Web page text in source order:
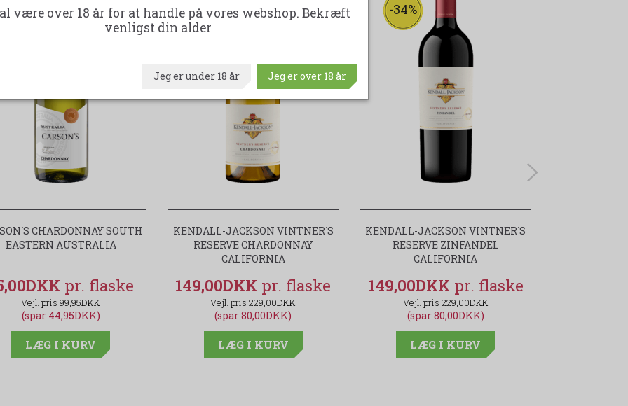
-44%
CHARDONNAY SOUTH
EASTERN AUSTRALIA
99,95DKK
(spar 44,95DKK)
LÆG I KURV
-34%
KENDALL-JACKSON VINTNER´S
RESERVE CHARDONNAY
CALIFORNIA
149,00DKK
229,00DKK
(spar 80,00DKK)
LÆG I KURV
-34%
KENDALL-JACKSON VINTNER´S
RESERVE ZINFANDEL
CALIFORNIA
149,00DKK
229,00DKK
(spar 80,00DKK)
LÆG I KURV
være over 18 år for at handle på vores webshop. Bekræft
venligst din alder
Jeg er under 18 år Jeg er over 18 år